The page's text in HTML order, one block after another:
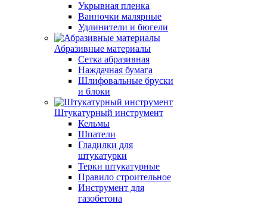
Укрывная пленка
Ванночки малярные
Удлинители и бюгели
Абразивные материалы
Сетка абразивная
Наждачная бумага
Шлифовальные бруски
и блоки
Штукатурный инструмент
Кельмы
Шпатели
Гладилки для
штукатурки
Терки штукатурные
Правило строительное
Инструмент для
газобетона